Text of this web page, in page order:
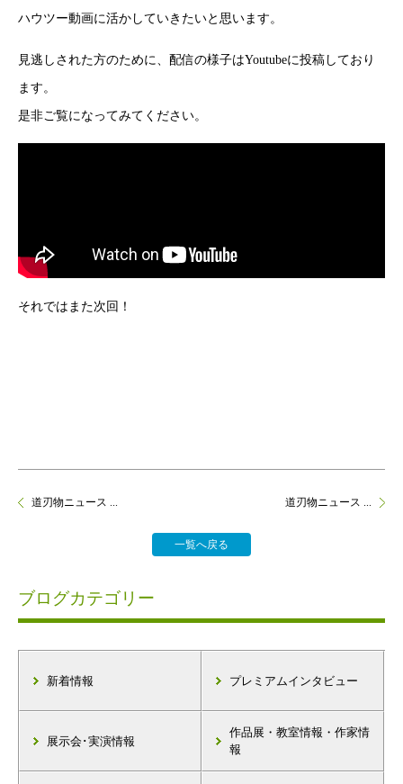
ハウツー動画に活かしていきたいと思います。
見逃しされた方のために、配信の様子はYoutubeに投稿しており
ます。
是非ご覧になってみてください。
それではまた次回！
道刃物ニュース ...
一覧へ戻る
道刃物ニュース ...
ブログカテゴリー
新着情報 プレミアムインタビュー
展示会･実演情報
作品展・教室情報・作家情
報